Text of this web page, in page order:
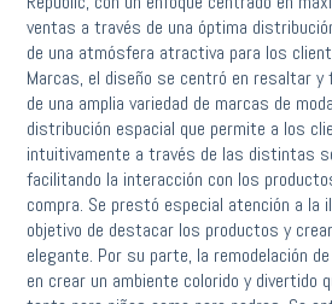
ventas a través de una óptima
de una atmósfera atractiva para los
Marcas, el diseño se centró en resaltar y
de una amplia variedad de marcas de
distribución espacial que permite a los
intuitivamente a través de las distintas
facilitando la interacción con los
compra. Se prestó especial atención a la
objetivo de destacar los productos y
elegante. Por su parte, la remodelación
en crear un ambiente colorido y divertido